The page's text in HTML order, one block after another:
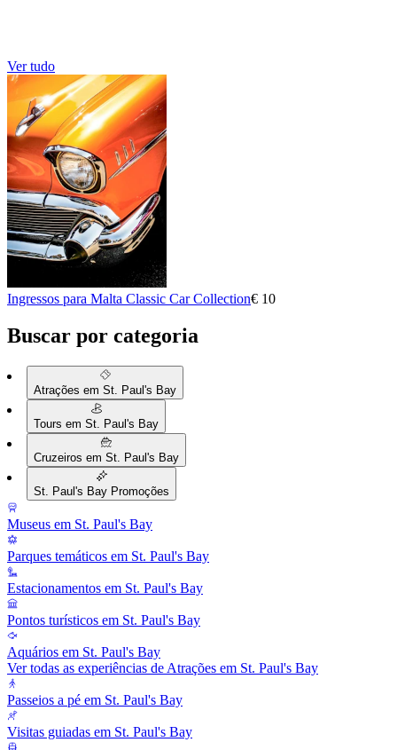
Ver tudo
Ingressos para Malta Classic Car Collection€ 10
Buscar por categoria
Atrações em St. Paul's Bay
Tours em St. Paul's Bay
Cruzeiros em St. Paul's Bay
St. Paul's Bay Promoções
Museus em St. Paul's Bay
Parques temáticos em St. Paul's Bay
Estacionamentos em St. Paul's Bay
Pontos turísticos em St. Paul's Bay
Aquários em St. Paul's Bay
Ver todas as experiências de Atrações em St. Paul's Bay
Passeios a pé em St. Paul's Bay
Visitas guiadas em St. Paul's Bay